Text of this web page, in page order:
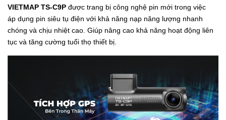
VIETMAP TS-C9P được trang bị công nghệ pin mới trong việc
áp dụng pin siêu tụ điện với khả năng nạp năng lượng nhanh
chóng và chịu nhiệt cao. Giúp nâng cao khả năng hoạt động liên
tục và tăng cường tuổi thọ thiết bị.